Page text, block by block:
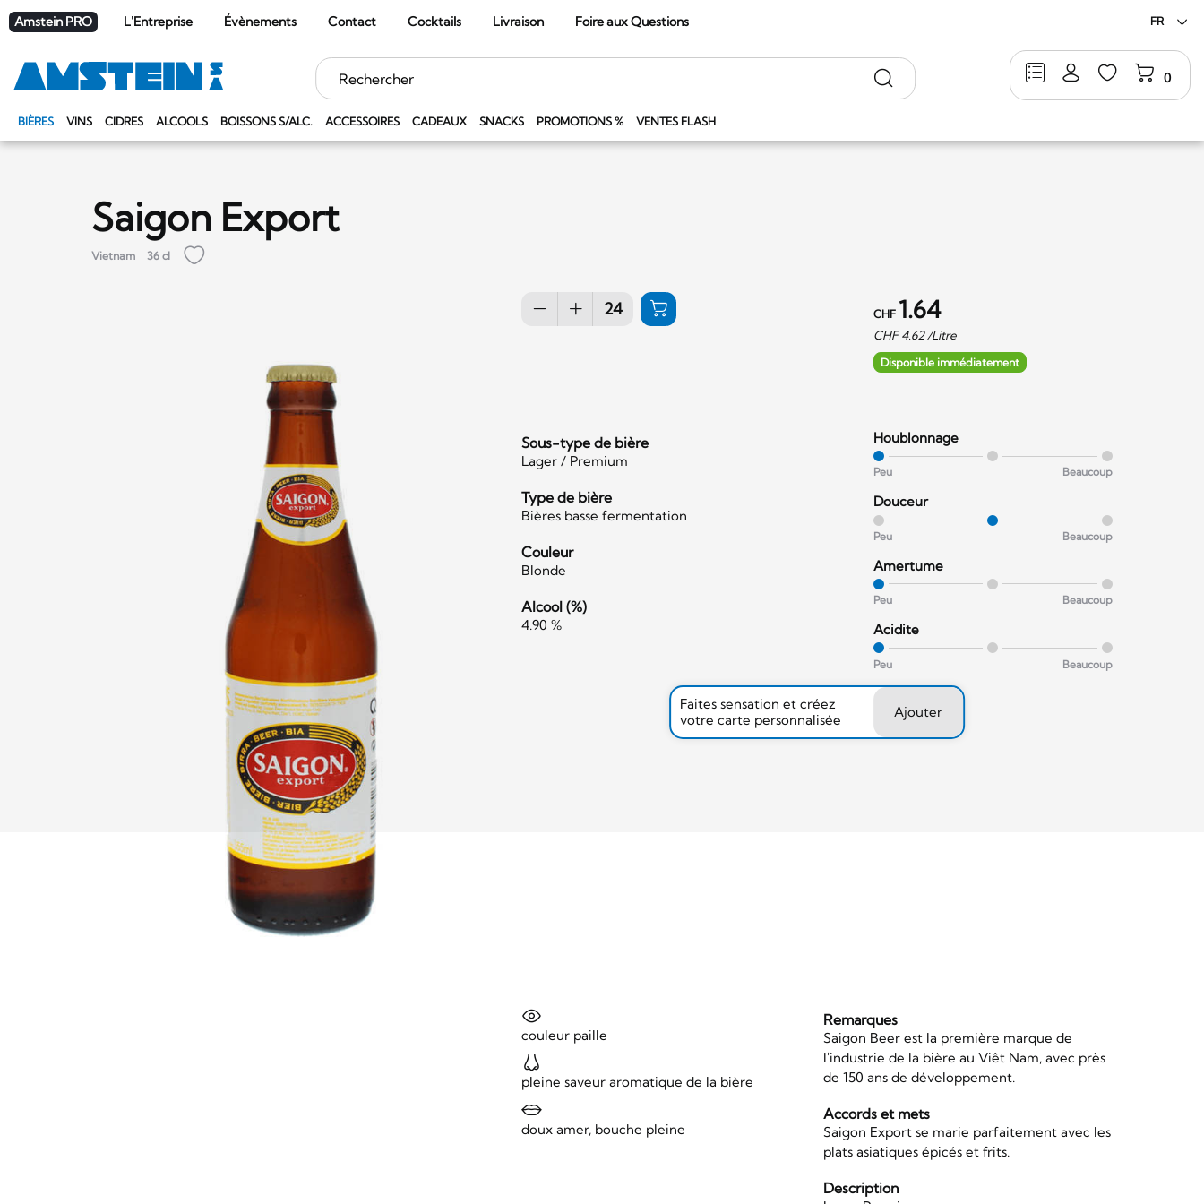
Amstein PRO L'Entreprise Évènements Contact Cocktails Livraison Foire aux Questions FR
BIÈRES VINS CIDRES ALCOOLS BOISSONS S/ALC. ACCESSOIRES CADEAUX SNACKS PROMOTIONS % VENTES FLASH
0
Mots
clés
Rechercher
Saigon Export
Vietnam 36 cl
CHF 1.64
CHF4.62/Litre
Disponible immédiatement
Sous-type de bière
Lager / Premium
Type de bière
Bières basse fermentation
Couleur
Blonde
Alcool (%)
4.90 %
Houblonnage
Peu Beaucoup
Douceur
Peu Beaucoup
Amertume
Peu Beaucoup
Acidite
Peu Beaucoup
Faites sensation et créez
votre carte personnalisée
Ajouter
couleur paille
pleine saveur aromatique de la bière
doux amer, bouche pleine
Remarques
Saigon Beer est la première marque de
l'industrie de la bière au Viêt Nam, avec près
de 150 ans de développement.
Accords et mets
Saigon Export se marie parfaitement avec les
plats asiatiques épicés et frits.
Description